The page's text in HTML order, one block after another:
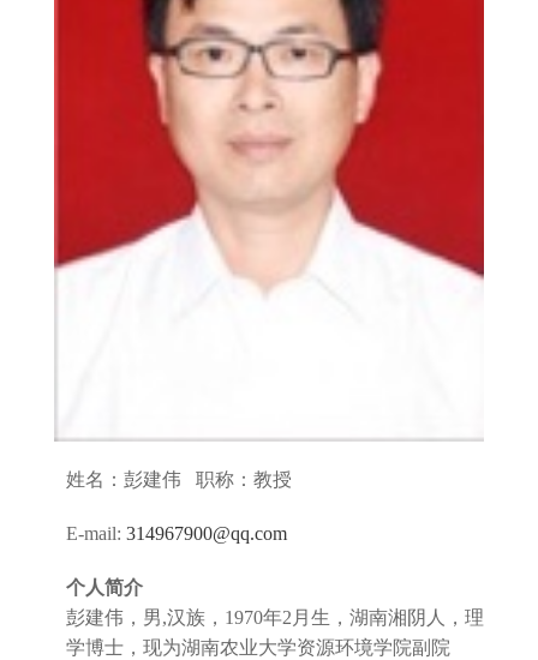
姓名：彭建伟 职称：教授
E-mail: 314967900@qq.com
个人简介
彭建伟，男,汉族，1970年2月生，湖南湘阴人，理
学博士，现为湖南农业大学资源环境学院副院